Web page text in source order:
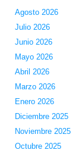
Agosto 2026
Julio 2026
Junio 2026
Mayo 2026
Abril 2026
Marzo 2026
Enero 2026
Diciembre 2025
Noviembre 2025
Octubre 2025